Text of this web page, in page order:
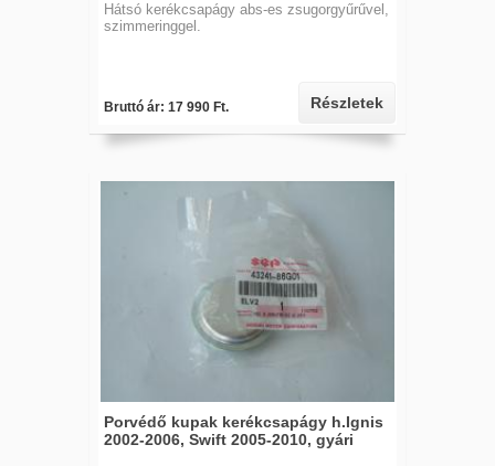
Hátsó kerékcsapágy abs-es zsugorgyűrűvel,
szimmeringgel.
Bruttó ár: 17 990 Ft. Részletek
Porvédő kupak kerékcsapágy h.Ignis
2002-2006, Swift 2005-2010, gyári